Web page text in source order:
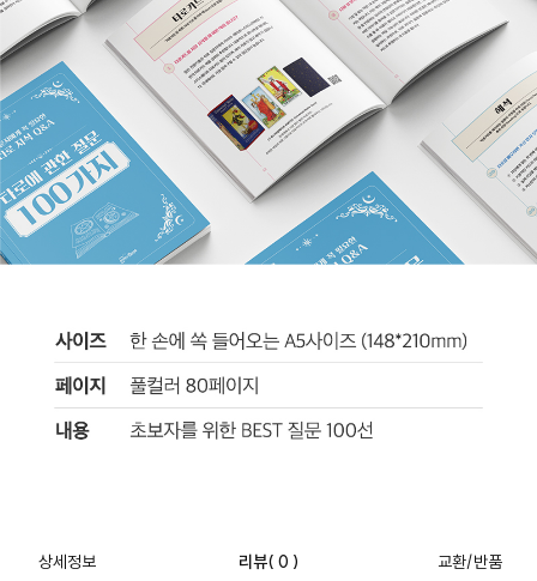
상세정보 리뷰( 0 ) 교환/반품